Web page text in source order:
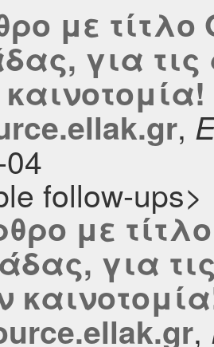
με τίτλο
για τις
,
follow-ups>
με
για
,